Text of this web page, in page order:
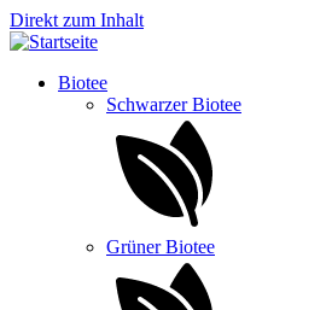
Direkt zum Inhalt
Biotee
Schwarzer Biotee
Grüner Biotee